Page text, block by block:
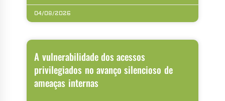
04/08/2026
A vulnerabilidade dos acessos
privilegiados no avanço silencioso de
ameaças internas